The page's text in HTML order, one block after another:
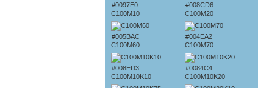
#0097E0
C100M10
#008CD6
C100M20
#005BAC
C100M60
#004EA2
C100M70
#008ED3
C100M10K10
#0084C4
C100M10K20